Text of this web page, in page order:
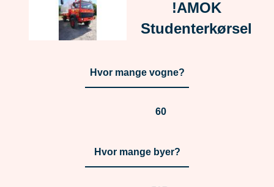
!AMOK
Studenterkørsel
Hvor mange vogne?
60
Hvor mange byer?